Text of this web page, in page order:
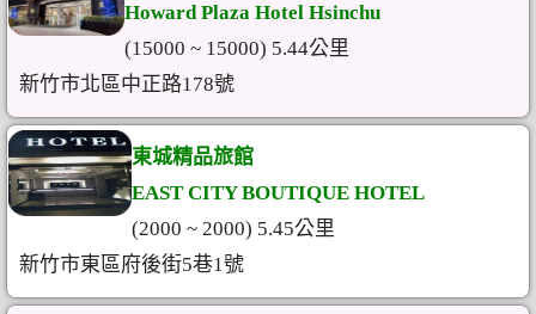
Howard Plaza Hotel Hsinchu
(15000 ~ 15000) 5.44公里
新竹市北區中正路178號
東城精品旅館
EAST CITY BOUTIQUE HOTEL
(2000 ~ 2000) 5.45公里
新竹市東區府後街5巷1號